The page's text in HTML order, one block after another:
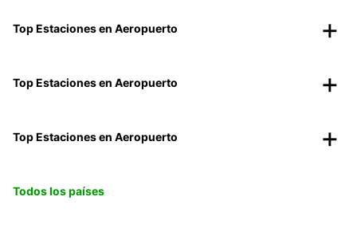
Top Estaciones en Aeropuerto
Top Estaciones en Aeropuerto
Top Estaciones en Aeropuerto
Todos los países